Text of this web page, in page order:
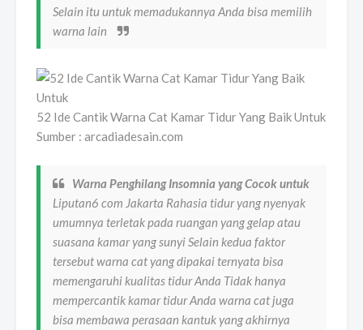
Selain itu untuk memadukannya Anda bisa memilih
warna lain
52 Ide Cantik Warna Cat Kamar Tidur Yang Baik Untuk
Sumber : arcadiadesain.com
Warna Penghilang Insomnia yang Cocok untuk
Liputan6 com Jakarta Rahasia tidur yang nyenyak
umumnya terletak pada ruangan yang gelap atau
suasana kamar yang sunyi Selain kedua faktor
tersebut warna cat yang dipakai ternyata bisa
memengaruhi kualitas tidur Anda Tidak hanya
mempercantik kamar tidur Anda warna cat juga
bisa membawa perasaan kantuk yang akhirnya